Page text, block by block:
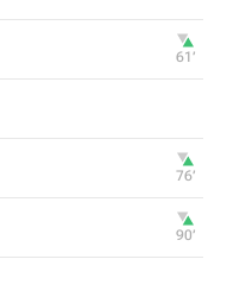
61‎’‎
76‎’‎
90‎’‎